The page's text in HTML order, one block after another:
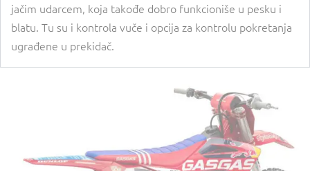
jačim udarcem, koja takođe dobro funkcioniše u pesku i
blatu. Tu su i kontrola vuče i opcija za kontrolu pokretanja
ugrađene u prekidač.